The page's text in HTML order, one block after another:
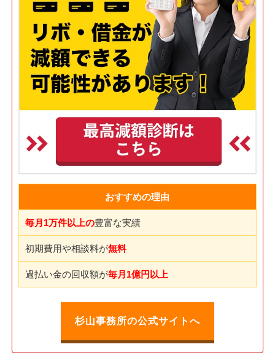
おすすめの理由
毎月1万件以上の豊富な実績
初期費用や相談料が無料
過払い金の回収額が毎月1億円以上
杉山事務所の公式サイトへ